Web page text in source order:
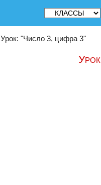
Урок: "Число 3, цифра 3"